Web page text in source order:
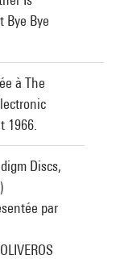
Bye Bye
à The
1966.
Discs,
par